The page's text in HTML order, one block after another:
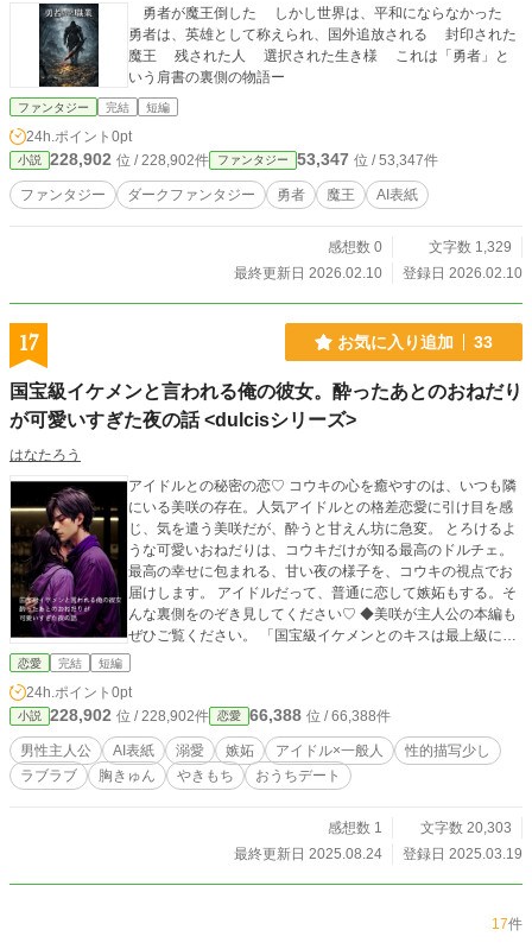
勇者が魔王倒した しかし世界は、平和にならなかった
勇者は、英雄として称えられ、国外追放される 封印された
魔王 残された人 選択された生き様 これは「勇者」と
いう肩書の裏側の物語ー
ファンタジー 完結 短編
24h.ポイント 0pt
小説 228,902 位 / 228,902件 ファンタジー 53,347 位 / 53,347件
ファンタジー ダークファンタジー 勇者 魔王 AI表紙
感想数 0
文字数 1,329
最終更新日 2026.02.10
登録日 2026.02.10
17 お気に入り追加 33
国宝級イケメンと言われる俺の彼女。酔ったあとのおねだり
が可愛いすぎた夜の話 <dulcisシリーズ>
はなたろう
アイドルとの秘密の恋♡ コウキの心を癒やすのは、いつも隣
にいる美咲の存在。人気アイドルとの格差恋愛に引け目を感
じ、気を遣う美咲だが、酔うと甘えん坊に急変。 とろけるよ
うな可愛いおねだりは、コウキだけが知る最高のドルチェ。
最高の幸せに包まれる、甘い夜の様子を、コウキの視点でお
届けします。 アイドルだって、普通に恋して嫉妬もする。そ
んな裏側をのぞき見してください♡ ◆美咲が主人公の本編も
ぜひご覧ください。 「国宝級イケメンとのキスは最上級に甘
いドルチェみたいに、私をとろけさせます」 https://www.alph
恋愛 完結 短編
24h.ポイント 0pt
小説 228,902 位 / 228,902件 恋愛 66,388 位 / 66,388件
男性主人公 AI表紙 溺愛 嫉妬 アイドル×一般人
性的描写少し
ラブラブ
胸きゅん やきもち おうちデート
感想数 1
文字数 20,303
最終更新日 2025.08.24
登録日 2025.03.19
17件